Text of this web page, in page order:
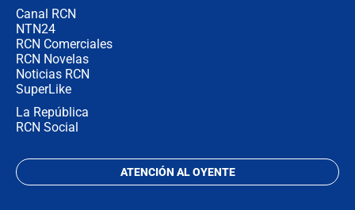
Canal RCN
NTN24
RCN Comerciales
RCN Novelas
Noticias RCN
SuperLike
La República
RCN Social
ATENCIÓN AL OYENTE